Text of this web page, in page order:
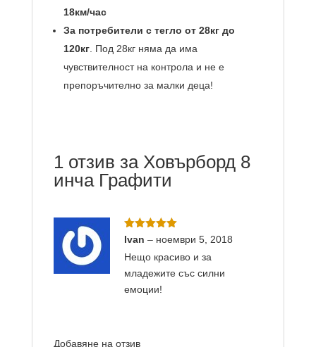
18км/час
За потребители с тегло от 28кг до
120кг. Под 28кг няма да има
чувствителност на контрола и не е
препоръчително за малки деца!
1 отзив за Ховърборд 8
инча Графити
Оценено с
Ivan – ноември 5, 2018
Нещо красиво и за
младежите със силни
емоции!
Добавяне на отзив